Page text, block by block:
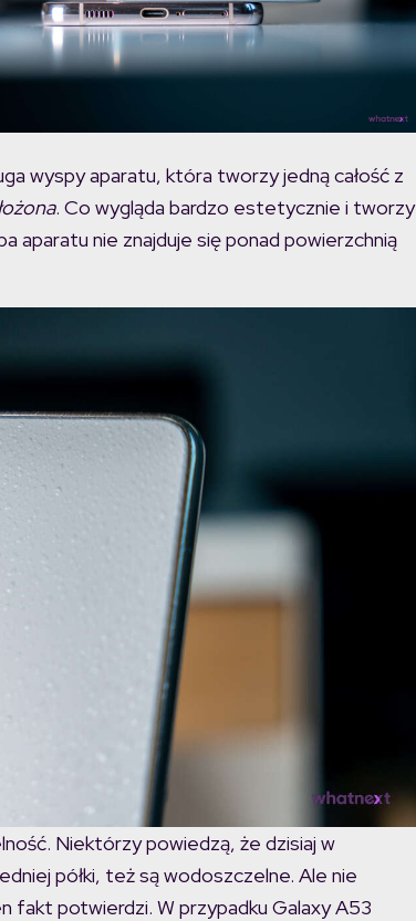
wyspy aparatu, która tworzy jedną całość z
. Co wygląda bardzo estetycznie i tworzy
aparatu nie znajduje się ponad powierzchnią
Niektórzy powiedzą, że dzisiaj w
półki, też są wodoszczelne. Ale nie
potwierdzi. W przypadku Galaxy A53